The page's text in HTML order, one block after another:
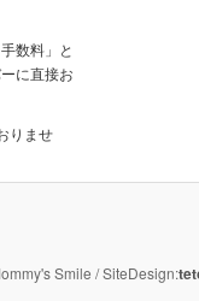
数料」と
に直接お
りませ
Smile / SiteDesign: